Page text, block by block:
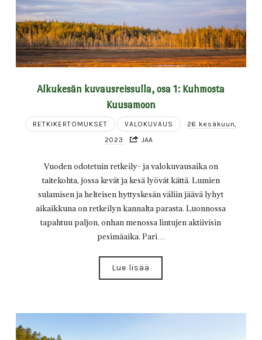
Alkukesän kuvausreissulla, osa 1: Kuhmosta
Kuusamoon
RETKIKERTOMUKSET VALOKUVAUS
26 kesäkuun,
2023
JAA
Vuoden odotetuin retkeily- ja valokuvausaika on
taitekohta, jossa kevät ja kesä lyövät kättä. Lumien
sulamisen ja helteisen hyttyskesän väliin jäävä lyhyt
aikaikkuna on retkeilyn kannalta parasta. Luonnossa
tapahtuu paljon, onhan menossa lintujen aktiivisin
pesimäaika. Pari…
Lue lisää